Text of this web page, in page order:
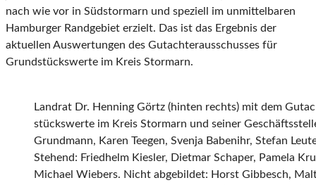
nach wie vor in Südstormarn und speziell im unmittelbaren
Hamburger Randgebiet erzielt. Das ist das Ergebnis der
aktuellen Auswertungen des Gutachterausschusses für
Grundstückswerte im Kreis Stormarn.
Landrat Dr. Henning Görtz (hinten rechts) mit dem
stückswerte im Kreis Stormarn und seiner
Grundmann, Karen Teegen, Svenja Babenihr, Stefan
Stehend: Friedhelm Kiesler, Dietmar Schaper, Pamela
Michael Wiebers. Nicht abgebildet: Horst Gibbesch,